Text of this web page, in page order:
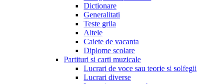
Dictionare
Generalitati
Teste grila
Altele
Caiete de vacanta
Diplome scolare
Partituri si carti muzicale
Lucrari de voce sau teorie si solfegii
Lucrari diverse